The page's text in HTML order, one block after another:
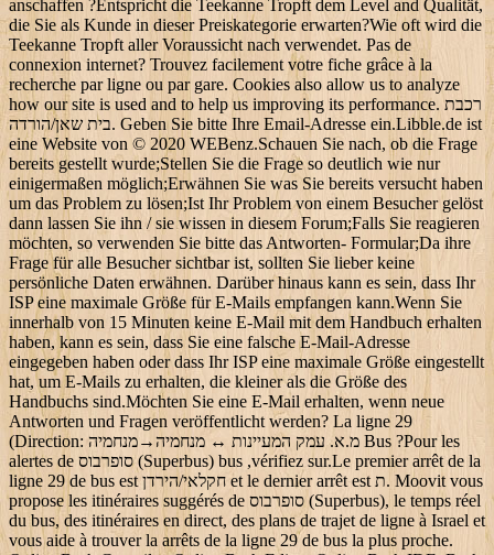
anschaffen ?Entspricht die Teekanne Tropft dem Level and Qualität,
die Sie als Kunde in dieser Preiskategorie erwarten?Wie oft wird die
Teekanne Tropft aller Voraussicht nach verwendet. Pas de
connexion internet? Trouvez facilement votre fiche grâce à la
recherche par ligne ou par gare. Cookies also allow us to analyze
how our site is used and to help us improving its performance. רכבת
בית שאן/הורדה. Geben Sie bitte Ihre Email-Adresse ein.Libble.de ist
eine Website von © 2020 WEBenz.Schauen Sie nach, ob die Frage
bereits gestellt wurde;Stellen Sie die Frage so deutlich wie nur
einigermaßen möglich;Erwähnen Sie was Sie bereits versucht haben
um das Problem zu lösen;Ist Ihr Problem von einem Besucher gelöst
dann lassen Sie ihn / sie wissen in diesem Forum;Falls Sie reagieren
möchten, so verwenden Sie bitte das Antworten- Formular;Da ihre
Frage für alle Besucher sichtbar ist, sollten Sie lieber keine
persönliche Daten erwähnen. Darüber hinaus kann es sein, dass Ihr
ISP eine maximale Größe für E-Mails empfangen kann.Wenn Sie
innerhalb von 15 Minuten keine E-Mail mit dem Handbuch erhalten
haben, kann es sein, dass Sie eine falsche E-Mail-Adresse
eingegeben haben oder dass Ihr ISP eine maximale Größe eingestellt
hat, um E-Mails zu erhalten, die kleiner als die Größe des
Handbuchs sind.Möchten Sie eine E-Mail erhalten, wenn neue
Antworten und Fragen veröffentlicht werden? La ligne 29
(Direction: מנחמיה‎→מ.א. עמק המעיינות ↔ מנחמיה Bus ?Pour les
alertes de סופרבוס (Superbus) bus ,vérifiez sur.Le premier arrêt de la
ligne 29 de bus est חקלאי/הירדן et le dernier arrêt est ת. Moovit vous
propose les itinéraires suggérés de סופרבוס (Superbus), le temps réel
du bus, des itinéraires en direct, des plans de trajet de ligne à Israel et
vous aide à trouver la arrêts de la ligne 29 de bus la plus proche.